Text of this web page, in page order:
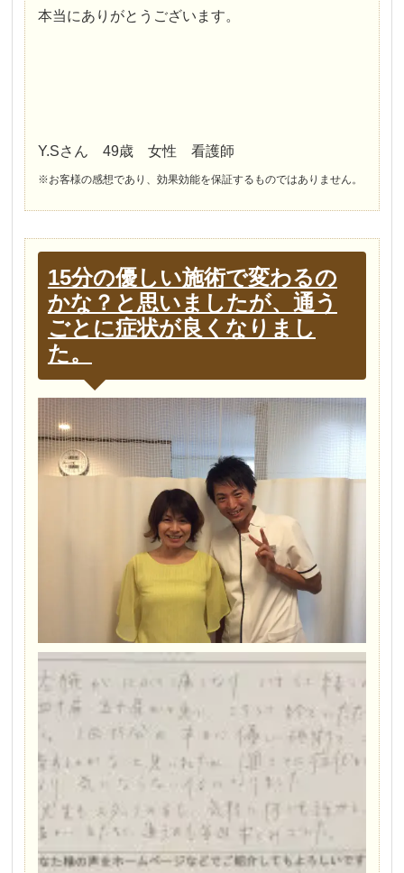
本当にありがとうございます。
Y.Sさん 49歳 女性 看護師
※お客様の感想であり、効果効能を保証するものではありません。
15分の優しい施術で変わるの
かな？と思いましたが、通う
ごとに症状が良くなりまし
た。